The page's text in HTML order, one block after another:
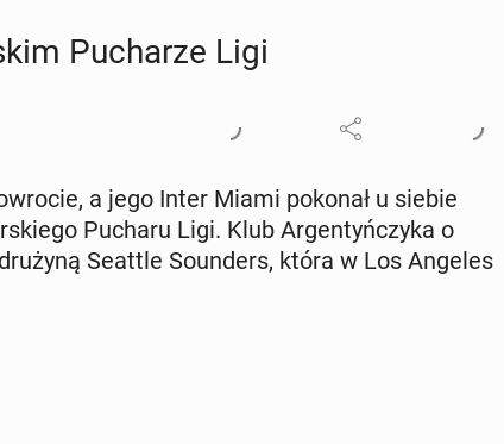
Pu­cha­rze Ligi
a jego Inter Miami pokonał u siebie
Pucharu Ligi. Klub Ar­gen­tyń­czy­ka o
Seattle So­un­ders, która w Los Angeles